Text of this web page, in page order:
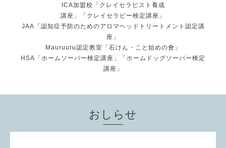
ICA加盟校「クレイセラピスト養成
講座」「クレイセラピー検定講座」
JAA「認知症予防のためのアロマヘッドトリートメント認定講
座」
Mauruuru認定教室「石けん・こと始めの會」
HSA「ホームソーパー検定講座」「ホームドッグソーパー検定
講座」
おしらせ